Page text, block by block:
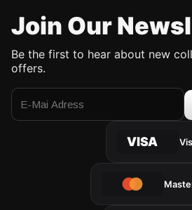
Join Our
Be the first to hear about new
offers.
VISA